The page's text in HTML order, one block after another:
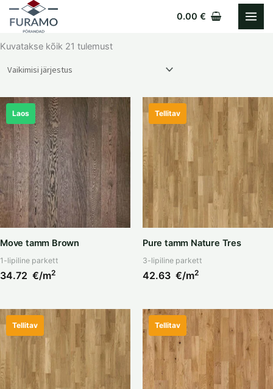
Skip
content
0.00 €
Kuvatakse kõik 21 tulemust
Laos
Move tamm Brown
1-lipiline parkett
34.72 €/m2
Tellitav
Pure tamm Nature Tres
3-lipiline parkett
42.63 €/m2
Tellitav Tellitav